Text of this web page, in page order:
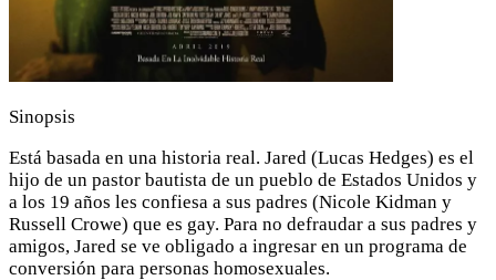
Sinopsis
Está basada en una historia real. Jared (Lucas Hedges) es el
hijo de un pastor bautista de un pueblo de Estados Unidos y
a los 19 años les confiesa a sus padres (Nicole Kidman y
Russell Crowe) que es gay. Para no defraudar a sus padres y
amigos, Jared se ve obligado a ingresar en un programa de
conversión para personas homosexuales.